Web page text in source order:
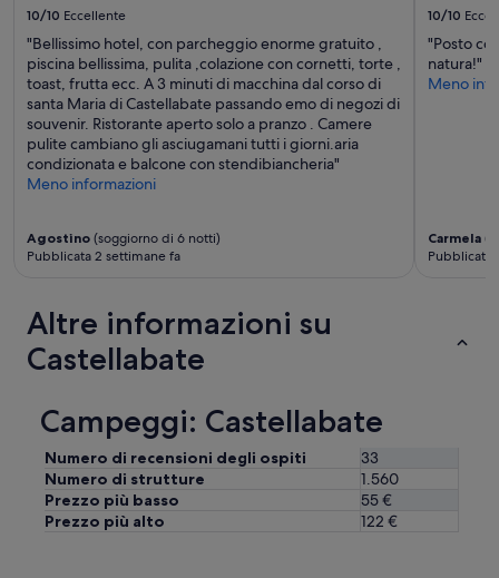
10/10 Eccellente
"Bellissimo hotel, con parcheggio enorme gratuito ,
piscina bellissima, pulita ,colazione con cornetti, torte ,
toast, frutta ecc. A 3 minuti di macchina dal corso di
santa Maria di Castellabate passando emo di negozi di
souvenir. Ristorante aperto solo a pranzo . Camere
pulite cambiano gli asciugamani tutti i giorni.aria
condizionata e balcone con stendibiancheria"
Meno informazioni
Agostino (soggiorno di 6 notti)
Pubblicata 2 settimane fa
10/10
"Posto
natura!"
Meno
Carmela
Pubblicata
Altre informazioni su
Castellabate
Campeggi: Castellabate
Numero di recensioni degli ospiti
33
Numero di strutture
1.560
Prezzo più basso
55 €
Prezzo più alto
122 €